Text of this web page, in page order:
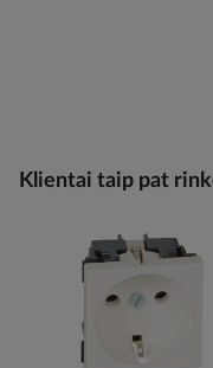
Klientai taip pat